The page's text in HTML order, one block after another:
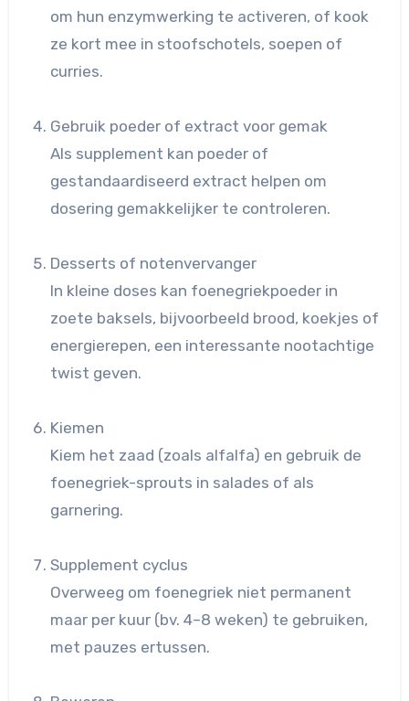
om hun enzymwerking te activeren, of kook
ze kort mee in stoofschotels, soepen of
curries.
Gebruik poeder of extract voor gemak
Als supplement kan poeder of
gestandaardiseerd extract helpen om
dosering gemakkelijker te controleren.
Desserts of notenvervanger
In kleine doses kan foenegriekpoeder in
zoete baksels, bijvoorbeeld brood, koekjes of
energierepen, een interessante nootachtige
twist geven.
Kiemen
Kiem het zaad (zoals alfalfa) en gebruik de
foenegriek-sprouts in salades of als
garnering.
Supplement cyclus
Overweeg om foenegriek niet permanent
maar per kuur (bv. 4–8 weken) te gebruiken,
met pauzes ertussen.